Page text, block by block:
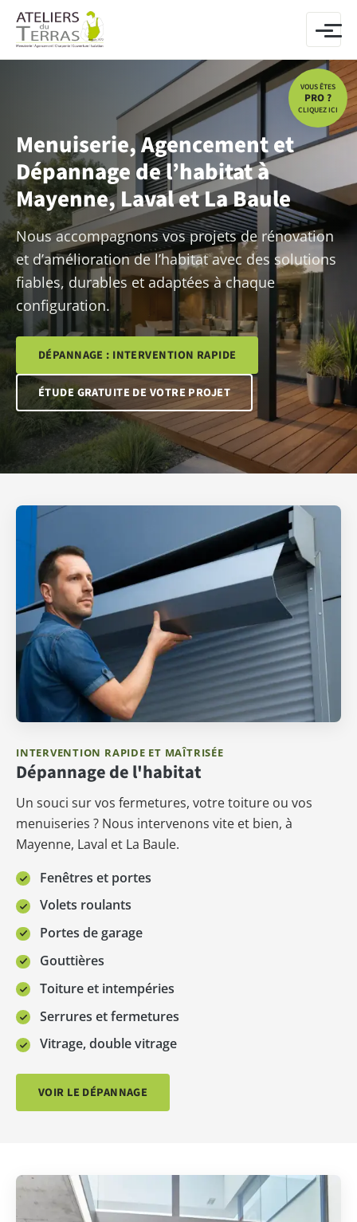
Aller au contenu
Menuiserie, Agencement et
Dépannage de l’habitat à
Mayenne, Laval et La Baule
Nous accompagnons vos projets de rénovation
et d’amélioration de l’habitat avec des solutions
fiables, durables et adaptées à chaque
configuration.
DÉPANNAGE : INTERVENTION RAPIDE
ÉTUDE GRATUITE DE VOTRE PROJET
VOUS ÊTES
PRO ?
CLIQUEZ ICI
INTERVENTION RAPIDE ET MAÎTRISÉE
Dépannage de l'habitat
Un souci sur vos fermetures, votre toiture ou vos
menuiseries ? Nous intervenons vite et bien, à
Mayenne, Laval et La Baule.
Fenêtres et portes
Volets roulants
Portes de garage
Gouttières
Toiture et intempéries
Serrures et fermetures
Vitrage, double vitrage
VOIR LE DÉPANNAGE